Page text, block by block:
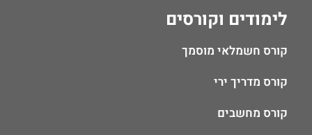
לימודים וקורסים
קורס חשמלאי מוסמך
קורס מדריך ירי
קורס מחשבים